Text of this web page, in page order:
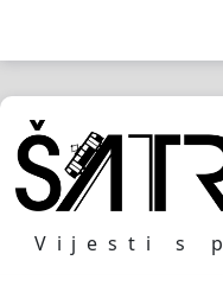
Vijesti s